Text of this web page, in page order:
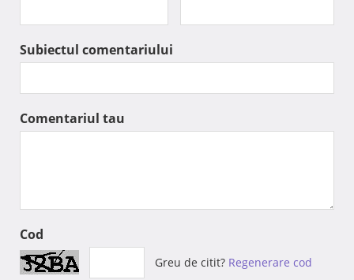
Subiectul comentariului
Comentariul tau
Cod
Greu de citit? Regenerare cod